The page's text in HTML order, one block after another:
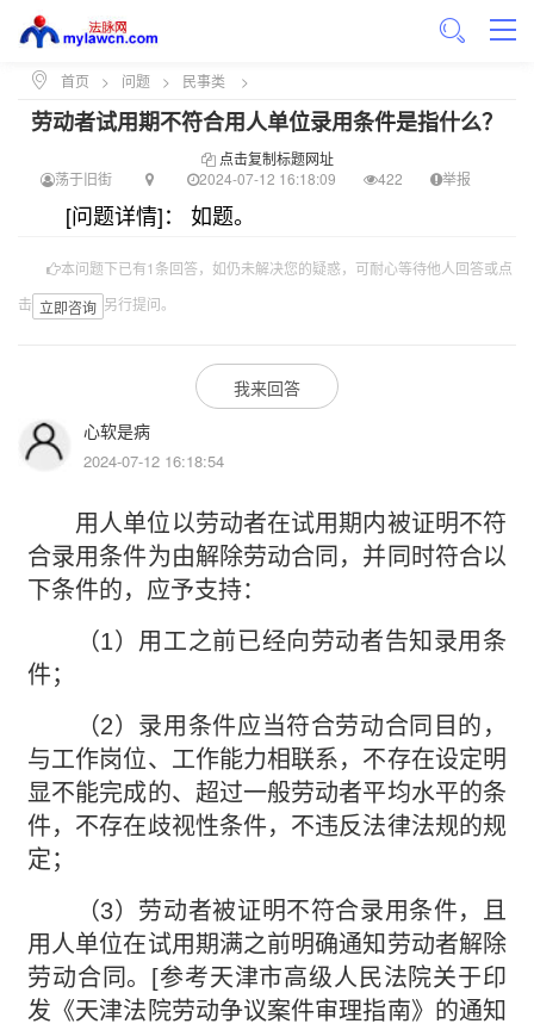
首页 > 问题 > 民事类 >
劳动者试用期不符合用人单位录用条件是指什么？
点击复制标题网址
荡于旧街
2024-07-12 16:18:09 422 举报
[问题详情]： 如题。
本问题下已有1条回答，如仍未解决您的疑惑，可耐心等待他人回答或点
击 立即咨询 另行提问。
我来回答
心软是病
2024-07-12 16:18:54
用人单位以劳动者在试用期内被证明不符
合录用条件为由解除劳动合同，并同时符合以
下条件的，应予支持：
（1）用工之前已经向劳动者告知录用条
件；
（2）录用条件应当符合劳动合同目的，
与工作岗位、工作能力相联系，不存在设定明
显不能完成的、超过一般劳动者平均水平的条
件，不存在歧视性条件，不违反法律法规的规
定；
（3）劳动者被证明不符合录用条件，且
用人单位在试用期满之前明确通知劳动者解除
劳动合同。[参考天津市高级人民法院关于印
发《天津法院劳动争议案件审理指南》的通知